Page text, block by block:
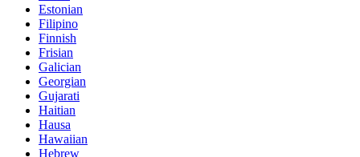
Estonian
Filipino
Finnish
Frisian
Galician
Georgian
Gujarati
Haitian
Hausa
Hawaiian
Hebrew